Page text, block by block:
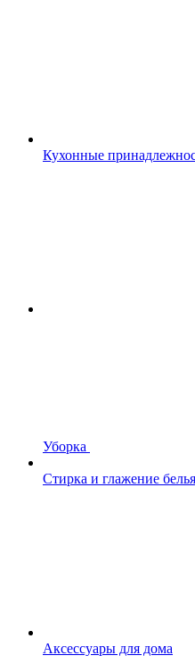
Кухонные
Уборка
Стирка и глажение
Аксессуары для дома